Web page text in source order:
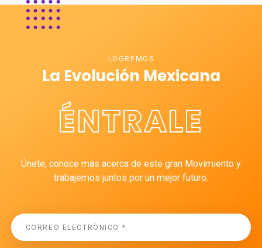
LOGREMOS
La Evolución Mexicana
ÉNTRALE
Únete, conoce más acerca de este gran Movimiento y
trabajemos juntos por un mejor futuro.